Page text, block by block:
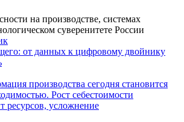
на производстве, системах
суверенитете России
от данных к цифровому двойнику
производства сегодня становится
Рост себестоимости
ресурсов, усложнение